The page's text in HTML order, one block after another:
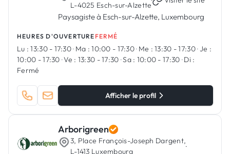
L-4025 Esch-sur-Alzette
Paysagiste à Esch-sur-Alzette, Luxembourg
HEURES D'OUVERTURE FERMÉ
Lu : 13:30 - 17:30· Ma : 10:00 - 17:30· Me : 13:30 - 17:30· Je :
10:00 - 17:30 ·Ve : 13:30 - 17:30 ·Sa : 10:00 - 17:30 ·Di :
Fermé
Afficher le profil
Arborigreen
3, Place François-Joseph Dargent,
L-1413 Luxembourg
·